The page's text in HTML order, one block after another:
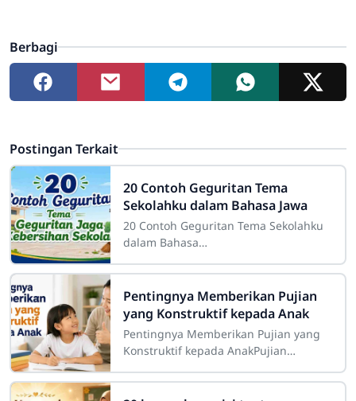
Berbagi
Postingan Terkait
20 Contoh Geguritan Tema
Sekolahku dalam Bahasa Jawa
20 Contoh Geguritan Tema Sekolahku
dalam Bahasa
adalah salah satu bentuk sastra lisan
dalam budaya Jawa yang dikenal
Pentingnya Memberikan Pujian
yang Konstruktif kepada Anak
Pentingnya Memberikan Pujian yang
Konstruktif kepada AnakPujian
komunikasi positif yang memiliki